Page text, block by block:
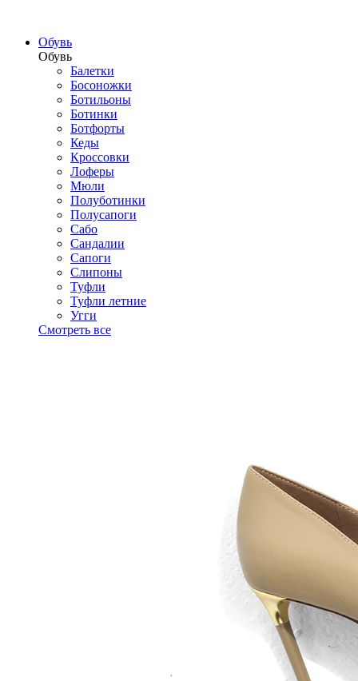
Обувь
Обувь
Балетки
Босоножки
Ботильоны
Ботинки
Ботфорты
Кеды
Кроссовки
Лоферы
Мюли
Полуботинки
Полусапоги
Сабо
Сандалии
Сапоги
Слипоны
Туфли
Туфли летние
Угги
Смотреть все